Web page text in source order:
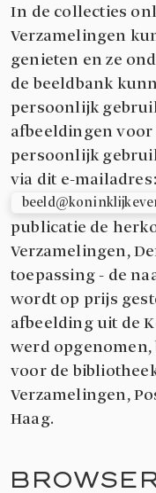
In de collecties
Verzamelingen
genieten en ze
de beeldbank
persoonlijk
afbeeldingen
persoonlijk
via dit e-mailadres:
publicatie de
Verzamelingen,
toepassing - de
wordt op prijs
afbeelding uit de
werd
voor de
Verzamelingen,
Haag.